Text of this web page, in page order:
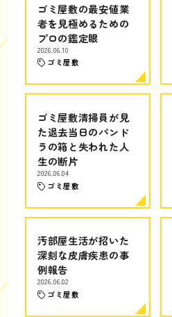
ゴミ屋敷の最安値業
者を見極めるための
プロの鑑定眼
2026.06.10
ゴミ屋敷
ゴミ屋敷清掃員が見
た退去当日のパンド
ラの箱と失われた人
生の断片
2026.06.04
ゴミ屋敷
汚部屋生活が招いた
深刻な皮膚疾患の事
例報告
2026.06.02
ゴミ屋敷